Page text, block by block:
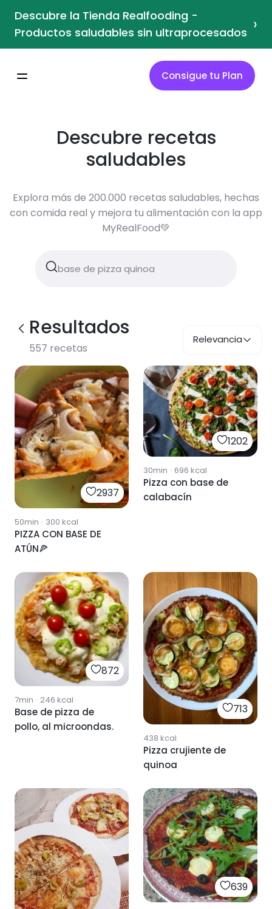
Descubre la Tienda Realfooding -
Productos saludables sin ultraprocesados ›
Consigue tu Plan
Descubre recetas
saludables
Explora más de 200.000 recetas saludables, hechas
con comida real y mejora tu alimentación con la app
MyRealFood💚
Resultados
557 recetas
Relevancia
2937
50min · 300 kcal
PIZZA CON BASE DE
ATÚN🍕
1202
30min · 696 kcal
Pizza con base de
calabacín
872
7min · 246 kcal
Base de pizza de
pollo, al microondas.
713
438 kcal
Pizza crujiente de
quinoa
639